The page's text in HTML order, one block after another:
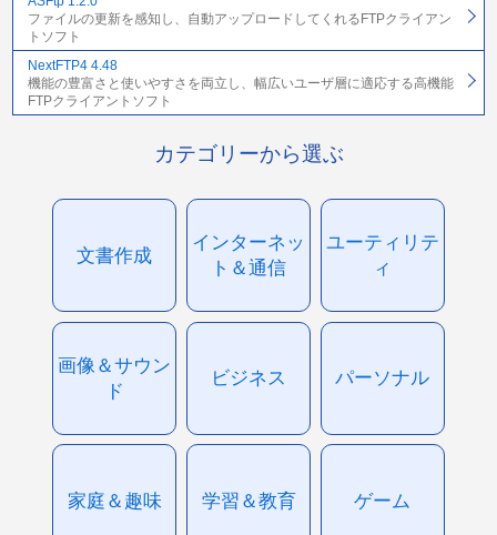
ファイルの更新を感知し、自動アップロードしてくれるFTPクライアン
トソフト
NextFTP4 4.48
機能の豊富さと使いやすさを両立し、幅広いユーザ層に適応する高機能
FTPクライアントソフト
カテゴリーから選ぶ
文書作成
インターネッ
ト＆通信
ユーティリテ
ィ
画像＆サウン
ド
ビジネス パーソナル
家庭＆趣味 学習＆教育 ゲーム